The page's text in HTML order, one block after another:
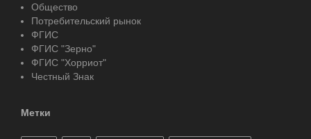
Общество
Потребительский рынок
ФГИС
ФГИС "Зерно"
ФГИС "Хорриот"
Честный Знак
Метки